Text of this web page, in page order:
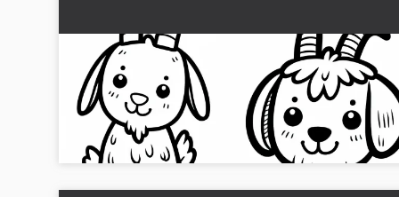
Gedebyrinth Maler: Enkel & gratis at
Få dit gratis ged malerskabel og mal det online eller print det
ud. Download nu og vær kreativ!...